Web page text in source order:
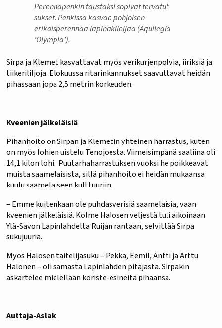
Perennapenkin taustaksi sopivat tervatut
sukset. Penkissä kasvaa pohjoisen
erikoisperennaa lapinakileijaa (Aquilegia
’Olympia’).
Sirpa ja Klemet kasvattavat myös verikurjenpolvia, iiriksiä ja
tiikerililjoja. Elokuussa ritarinkannukset saavuttavat heidän
pihassaan jopa 2,5 metrin korkeuden.
Kveenien jälkeläisiä
Pihanhoito on Sirpan ja Klemetin yhteinen harrastus, kuten
on myös lohien uistelu Tenojoesta. Viimeisimpänä saaliina oli
14,1 kilon lohi. Puutarhaharrastuksen vuoksi he poikkeavat
muista saamelaisista, sillä pihanhoito ei heidän mukaansa
kuulu saamelaiseen kulttuuriin.
– Emme kuitenkaan ole puhdasverisiä saamelaisia, vaan
kveenien jälkeläisiä. Kolme Halosen veljestä tuli aikoinaan
Ylä-Savon Lapinlahdelta Ruijan rantaan, selvittää Sirpa
sukujuuria.
Myös Halosen taitelijasuku – Pekka, Eemil, Antti ja Arttu
Halonen – oli samasta Lapinlahden pitäjästä. Sirpakin
askartelee mielellään koriste-esineitä pihaansa.
Auttaja-Aslak